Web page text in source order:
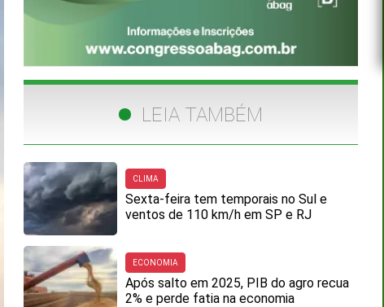
LEIA TAMBÉM
CLIMA
Sexta-feira tem temporais no Sul e
ventos de 110 km/h em SP e RJ
ECONOMIA
Após salto em 2025, PIB do agro recua
2% e perde fatia na economia